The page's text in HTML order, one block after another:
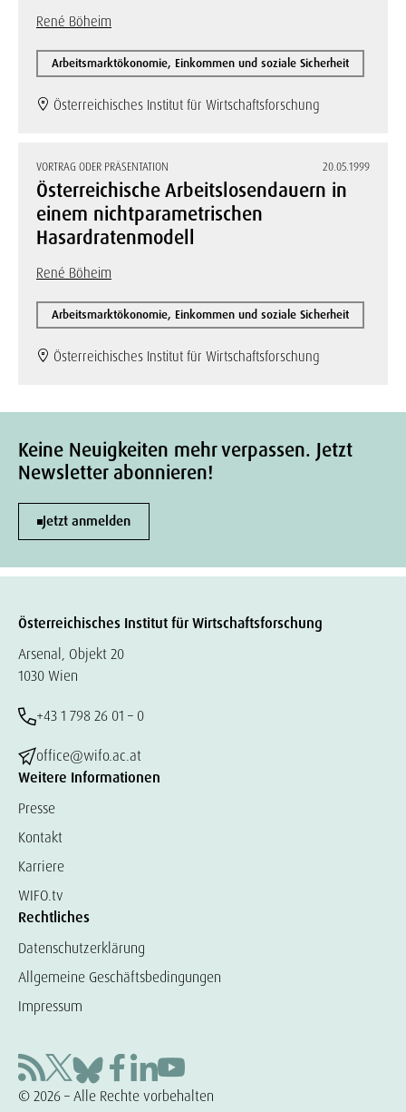
René Böheim
Arbeitsmarktökonomie, Einkommen und soziale Sicherheit
Österreichisches Institut für Wirtschaftsforschung
VORTRAG ODER PRÄSENTATION 20.05.1999
Österreichische Arbeitslosendauern in
einem nichtparametrischen
Hasardratenmodell
René Böheim
Arbeitsmarktökonomie, Einkommen und soziale Sicherheit
Österreichisches Institut für Wirtschaftsforschung
Keine Neuigkeiten mehr verpassen. Jetzt
Newsletter abonnieren!
Jetzt anmelden
Österreichisches Institut für Wirtschaftsforschung
Arsenal, Objekt 20
1030 Wien
+43 1 798 26 01 – 0
office@wifo.ac.at
Weitere Informationen
Presse
Kontakt
Karriere
WIFO.tv
Rechtliches
Datenschutzerklärung
Allgemeine Geschäftsbedingungen
Impressum
© 2026 – Alle Rechte vorbehalten